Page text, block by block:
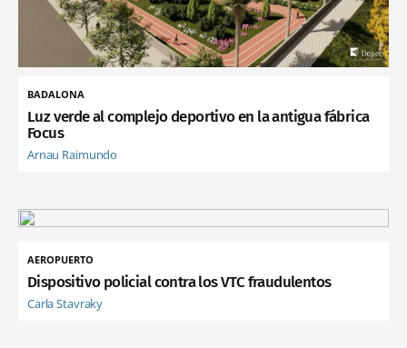
BADALONA
Luz verde al complejo deportivo en la antigua fábrica
Focus
Arnau Raimundo
AEROPUERTO
Dispositivo policial contra los VTC fraudulentos
Carla Stavraky